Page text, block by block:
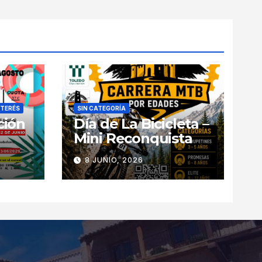
SIN CATEGORÍA
Día de La Bicicleta –
Mini Reconquista
8 JUNIO, 2026